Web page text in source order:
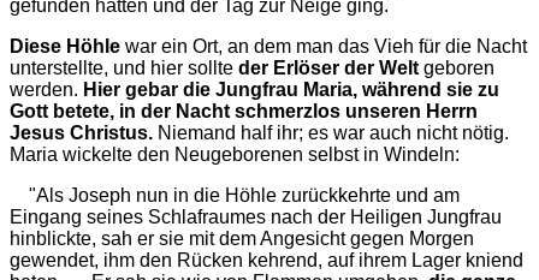
gefunden hatten und der Tag zur Neige ging.
Diese Höhle war ein Ort, an dem man das Vieh für die Nacht
unterstellte, und hier sollte der Erlöser der Weltgeboren
werden. Hier gebar die Jungfrau Maria, während sie zu
Gott betete, in der Nacht schmerzlos unseren Herrn
Jesus Christus. Niemand half ihr; es war auch nicht nötig.
Maria wickelte den Neugeborenen selbst in Windeln:
"Als Joseph nun in die Höhle zurückkehrte und am
Eingang seines Schlafraumes nach der Heiligen Jungfrau
hinblickte, sah er sie mit dem Angesicht gegen Morgen
gewendet, ihm den Rücken kehrend, auf ihrem Lager kniend